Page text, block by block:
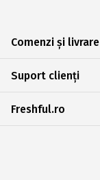
Comenzi și livrare
Suport clienți
Freshful.ro